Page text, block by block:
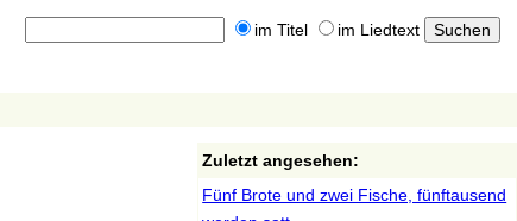
im Titel im Liedtext
Zuletzt angesehen:
Fünf Brote und zwei Fische, fünftausend